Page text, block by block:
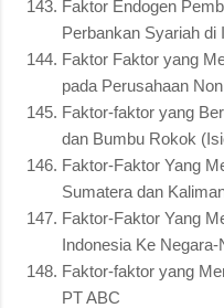
Faktor Endogen
Perbankan Syariah di
Faktor Faktor yang
pada Perusahaan
Faktor-faktor yang
dan Bumbu Rokok
Faktor-Faktor Yang
Sumatera dan
Faktor-Faktor Yang
Indonesia Ke
Faktor-faktor yang
PT ABC